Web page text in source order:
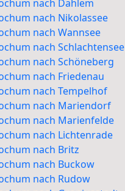
nach Dahlem
nach Nikolassee
nach Wannsee
nach Schlachtensee
nach Schöneberg
nach Friedenau
nach Tempelhof
nach Mariendorf
nach Marienfelde
nach Lichtenrade
nach Britz
nach Buckow
nach Rudow